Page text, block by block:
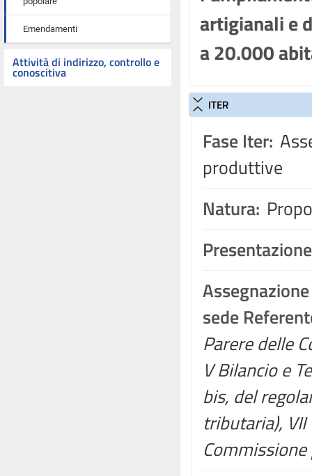
Emendamenti
Attività di indirizzo, controllo e
conoscitiva
artigianali e
a 20.000
ITER
Fase Iter:
produttive
Natura:
Assegnazione
sede
Parere delle
V Bilancio e
bis, del
tributaria), VII